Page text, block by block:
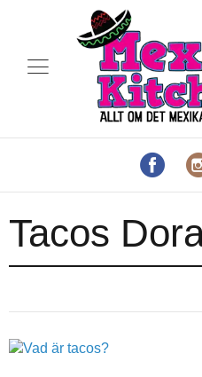
Tacos